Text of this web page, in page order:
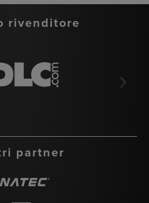
rivenditore
partner